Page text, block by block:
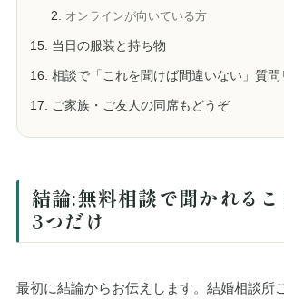
オンラインが向いている方
当日の服装と持ち物
相談で「これを聞けば間違いない」質問
ご家族・ご友人の同席もどうぞ
結論:無料相談で聞かれるこ
3つだけ
最初に結論からお伝えします。結婚相談所